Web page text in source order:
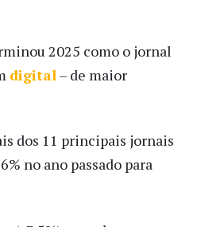
2025 como o jornal
digital– de maior
dos 11 principais jornais
no ano passado para